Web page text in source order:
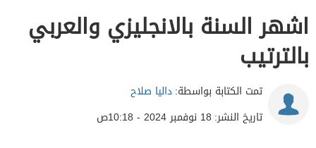
اشهر السنة بالانجليزي والعربي
بالترتيب
تمت الكتابة بواسطة:داليا صلاح
تاريخ النشر: 18 نوفمبر 2024 - 10:18ص